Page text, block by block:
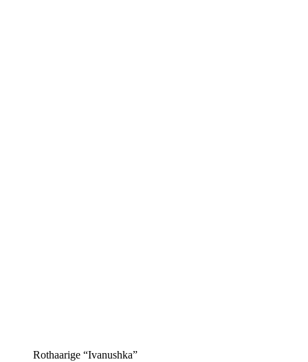
Rothaarige “Ivanushka”